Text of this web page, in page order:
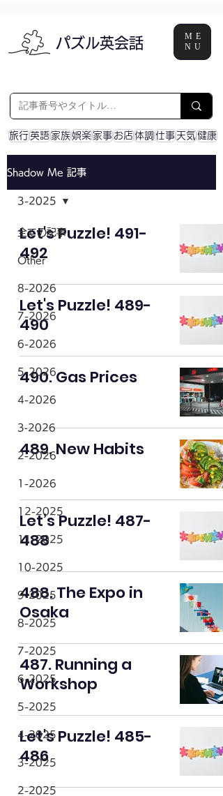
パズル英会話
ME
NU
旅行英語 家族娯楽 家事 お店 体調 仕事 天気健康
Shadow Me 記事
全ての記事
Other
8-2026
7-2026
6-2026
5-2026
4-2026
3‐2026
2-2026
1-2026
12-2025
11-2025
10-2025
9-2025
8-2025
7-2025
6-2025
5-2025
4-2025
3-2025
2-2025
3-2025
Let's Puzzle! 491-
492
Let's Puzzle! 489-
490
490. Gas Prices
489. New Habits
Let’s Puzzle! 487-
488
488. The Expo in
Osaka
487. Running a
Workshop
Let's Puzzle! 485-
486